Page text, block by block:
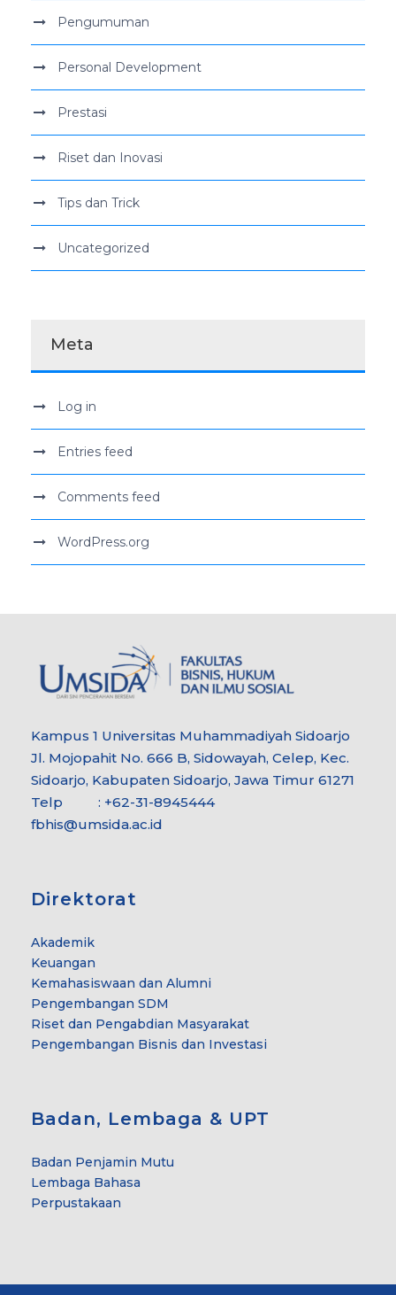
Pengumuman
Personal Development
Prestasi
Riset dan Inovasi
Tips dan Trick
Uncategorized
Meta
Log in
Entries feed
Comments feed
WordPress.org
Kampus 1 Universitas Muhammadiyah Sidoarjo
Jl. Mojopahit No. 666 B, Sidowayah, Celep, Kec.
Sidoarjo, Kabupaten Sidoarjo, Jawa Timur 61271
Telp : +62-31-8945444
fbhis@umsida.ac.id
Direktorat
Akademik
Keuangan
Kemahasiswaan dan Alumni
Pengembangan SDM
Riset dan Pengabdian Masyarakat
Pengembangan Bisnis dan Investasi
Badan, Lembaga & UPT
Badan Penjamin Mutu
Lembaga Bahasa
Perpustakaan